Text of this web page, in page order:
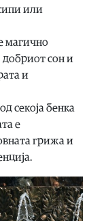
или
магично
добриот сон и
и
секоја бенка
е
грижа и